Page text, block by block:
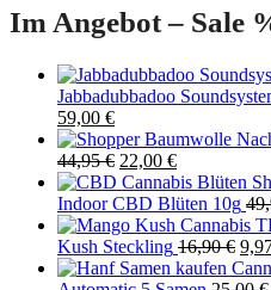
Im Angebot – Sale
Jabbadubbadoo
Original
price
was:
69,00 €.
59,00 €Current
price
is:
59,00 €.
44,95€ Original
price
was:
44,95 €.
22,00 €Current
price
is:
22,00 €.
Indoor CBD Blüten 10g
Kush Steckling 16,90€